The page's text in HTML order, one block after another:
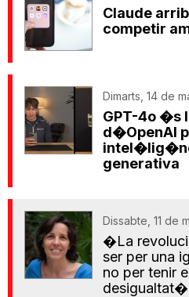
Claude
competir
Dimarts, 14 de
GPT-4o �s
d�OpenAI
generativa
Dissabte, 11 de
�La
ser per una
no per tenir
desigualtat�